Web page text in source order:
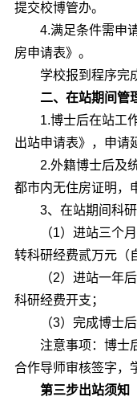
提交校博管办。
4.满足条件需申
房申请表》。
学校报到程序完
二、在站期间管
1.博士后在站工
出站申请表》，申请
2.外籍博士后及
都市内无住房证明，
3、在站期间科研
（1）进站三个
转科研经费贰万元（
（2）进站一年
科研经费开支；
（3）完成博士
注意事项：博士
合作导师审核签字，
第三步出站须知